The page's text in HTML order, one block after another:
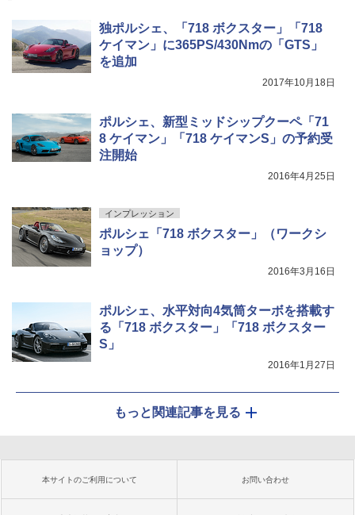
独ポルシェ、「718 ボクスター」「718
ケイマン」に365PS/430Nmの「GTS」
を追加
2017年10月18日
ポルシェ、新型ミッドシップクーペ「71
8 ケイマン」「718 ケイマンS」の予約受
注開始
2016年4月25日
インプレッション
ポルシェ「718 ボクスター」（ワークシ
ョップ）
2016年3月16日
ポルシェ、水平対向4気筒ターボを搭載す
る「718 ボクスター」「718 ボクスター
S」
2016年1月27日
もっと関連記事を見る
本サイトのご利用について お問い合わせ